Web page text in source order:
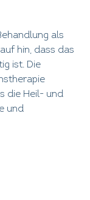
als
hin, dass das
ist. Die
die Heil- und
und